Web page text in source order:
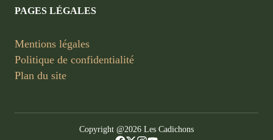
PAGES LÉGALES
Mentions légales
Politique de confidentialité
Plan du site
Copyright @2026 Les Cadichons